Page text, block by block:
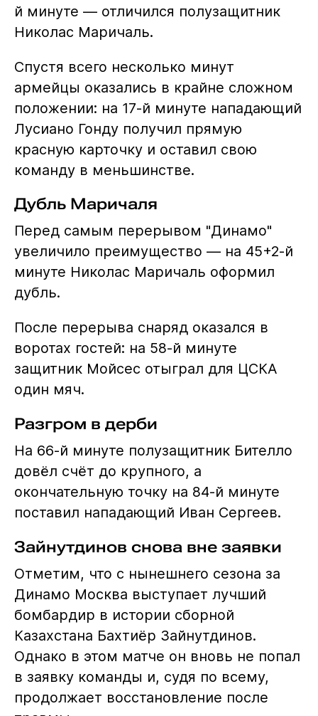
й минуте — отличился полузащитник
Николас Маричаль.
Спустя всего несколько минут
армейцы оказались в крайне сложном
положении: на 17-й минуте нападающий
Лусиано Гонду получил прямую
красную карточку и оставил свою
команду в меньшинстве.
Дубль Маричаля
Перед самым перерывом "Динамо"
увеличило преимущество — на 45+2-й
минуте Николас Маричаль оформил
дубль.
После перерыва снаряд оказался в
воротах гостей: на 58-й минуте
защитник Мойсес отыграл для ЦСКА
один мяч.
Разгром в дерби
На 66-й минуте полузащитник Бителло
довёл счёт до крупного, а
окончательную точку на 84-й минуте
поставил нападающий Иван Сергеев.
Зайнутдинов снова вне заявки
Отметим, что с нынешнего сезона за
Динамо Москва выступает лучший
бомбардир в истории сборной
Казахстана Бахтиёр Зайнутдинов.
Однако в этом матче он вновь не попал
в заявку команды и, судя по всему,
продолжает восстановление после